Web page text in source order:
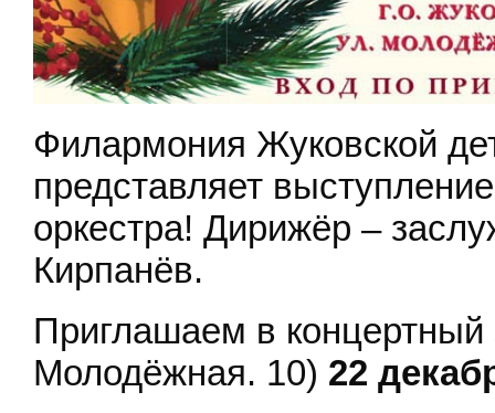
Филармония Жуковской
представляет
оркестра! Дирижёр –
Кирпанёв.
Приглашаем в
Молодёжная. 10) 22